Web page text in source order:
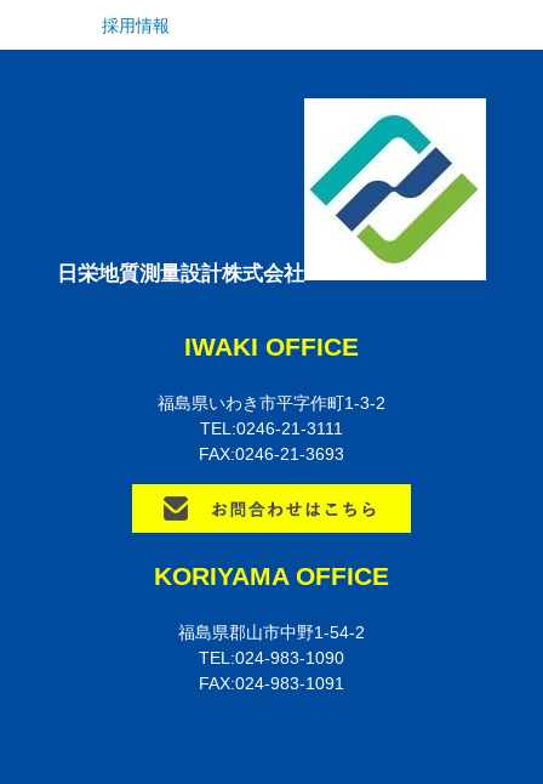
採用情報
日栄地質測量設計株式会社
IWAKI OFFICE
福島県いわき市平字作町1-3-2
TEL:0246-21-3111
FAX:0246-21-3693
KORIYAMA OFFICE
福島県郡山市中野1-54-2
TEL:024-983-1090
FAX:024-983-1091